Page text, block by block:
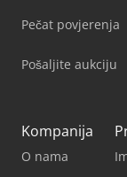
Pečat povjerenja
Pošaljite aukciju
Kompanija
O nama